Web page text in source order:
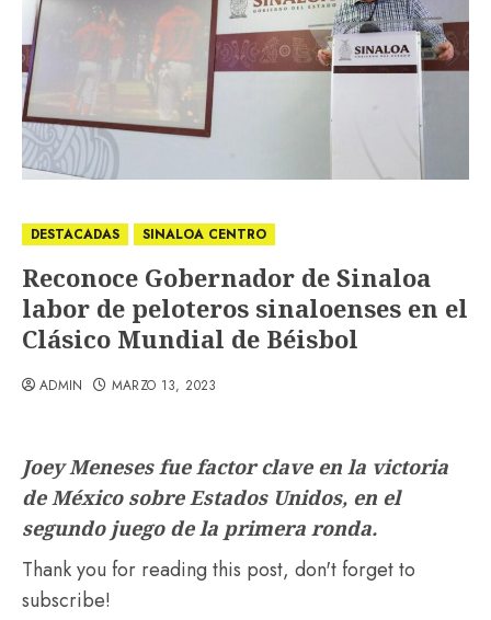
DESTACADAS SINALOA CENTRO
Reconoce Gobernador de Sinaloa
labor de peloteros sinaloenses en el
Clásico Mundial de Béisbol
ADMIN MARZO 13, 2023
Joey Meneses fue factor clave en la victoria
de México sobre Estados Unidos, en el
segundo juego de la primera ronda.
Thank you for reading this post, don't forget to
subscribe!